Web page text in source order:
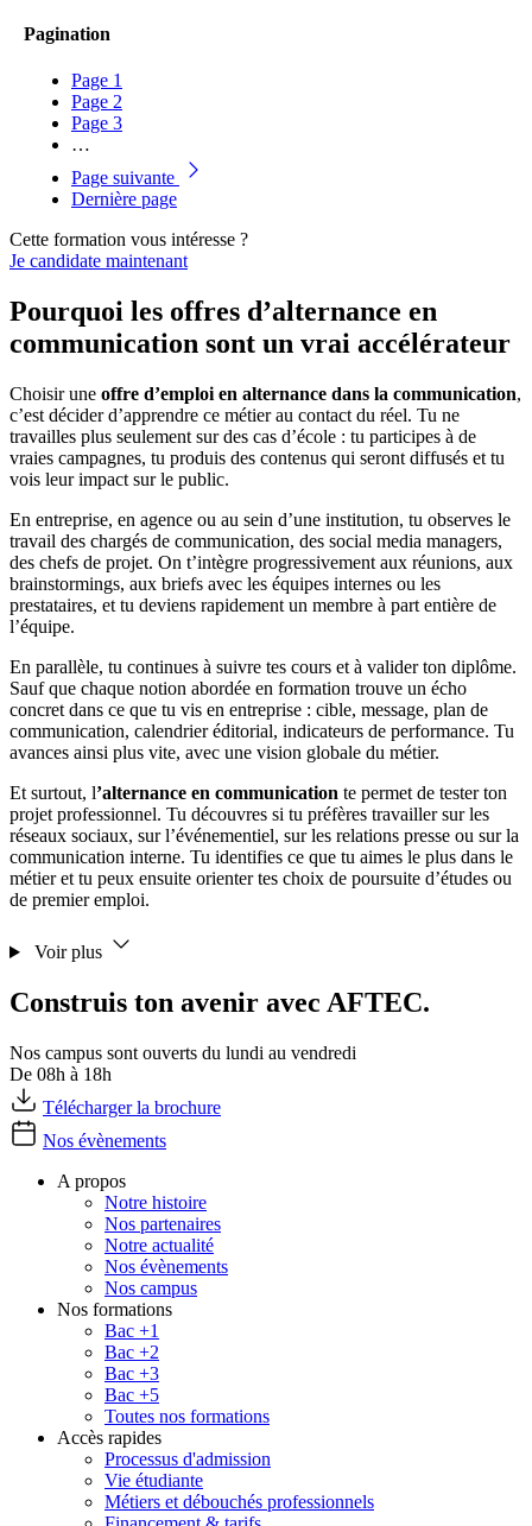
Pagination
Page 1
Page 2
Page 3
…
Page suivante
Dernière page
Cette formation vous intéresse ?
Je candidate maintenant
Pourquoi les offres d’alternance en
communication sont un vrai accélérateur
Choisir une offre d’emploi en alternance dans la communication,
c’est décider d’apprendre ce métier au contact du réel. Tu ne
travailles plus seulement sur des cas d’école : tu participes à de
vraies campagnes, tu produis des contenus qui seront diffusés et tu
vois leur impact sur le public.
En entreprise, en agence ou au sein d’une institution, tu observes le
travail des chargés de communication, des social media managers,
des chefs de projet. On t’intègre progressivement aux réunions, aux
brainstormings, aux briefs avec les équipes internes ou les
prestataires, et tu deviens rapidement un membre à part entière de
l’équipe.
En parallèle, tu continues à suivre tes cours et à valider ton diplôme.
Sauf que chaque notion abordée en formation trouve un écho
concret dans ce que tu vis en entreprise : cible, message, plan de
communication, calendrier éditorial, indicateurs de performance. Tu
avances ainsi plus vite, avec une vision globale du métier.
Et surtout, l’alternance en communication te permet de tester ton
projet professionnel. Tu découvres si tu préfères travailler sur les
réseaux sociaux, sur l’événementiel, sur les relations presse ou sur la
communication interne. Tu identifies ce que tu aimes le plus dans le
métier et tu peux ensuite orienter tes choix de poursuite d’études ou
de premier emploi.
Voir plus
Construis ton avenir avec AFTEC.
Nos campus sont ouverts du lundi au vendredi
De 08h à 18h
Télécharger la brochure
Nos évènements
A propos
Notre histoire
Nos partenaires
Notre actualité
Nos évènements
Nos campus
Nos formations
Bac +1
Bac +2
Bac +3
Bac +5
Toutes nos formations
Accès rapides
Processus d'admission
Vie étudiante
Métiers et débouchés professionnels